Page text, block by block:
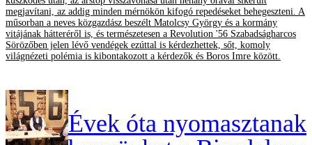
megjavítani, az addig minden mérnökön kifogó repedéseket behegeszteni. A
műsorban a neves közgazdász beszélt Matolcsy György és a kormány
vitájának hátteréről is, és természetesen a Revolution '56 Szabadságharcos
Sörözőben jelen lévő vendégek ezúttal is kérdezhettek, sőt, komoly
világnézeti polémia is kibontakozott a kérdezők és Boros Imre között.
Évek óta nyomasztanak